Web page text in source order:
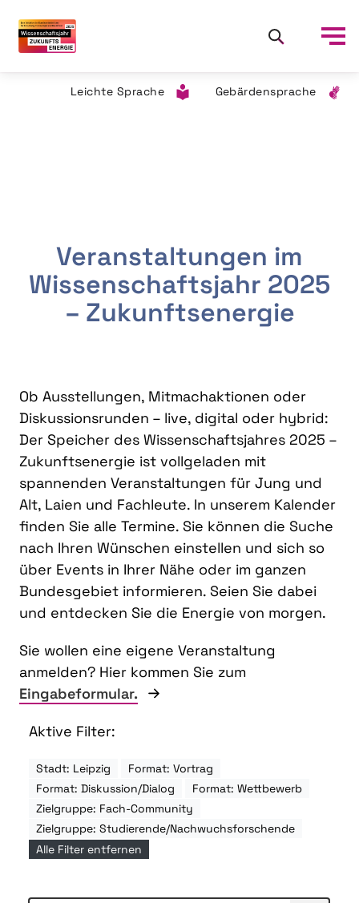
Leichte Sprache Gebärdensprache
Veranstaltungen im
Wissenschaftsjahr 2025
– Zukunftsenergie
Ob Ausstellungen, Mitmachaktionen oder
Diskussionsrunden – live, digital oder hybrid:
Der Speicher des Wissenschaftsjahres 2025 –
Zukunftsenergie ist vollgeladen mit
spannenden Veranstaltungen für Jung und
Alt, Laien und Fachleute. In unserem Kalender
finden Sie alle Termine. Sie können die Suche
nach Ihren Wünschen einstellen und sich so
über Events in Ihrer Nähe oder im ganzen
Bundesgebiet informieren. Seien Sie dabei
und entdecken Sie die Energie von morgen.
Sie wollen eine eigene Veranstaltung
anmelden? Hier kommen Sie zum
Eingabeformular.
Aktive Filter:
Stadt: Leipzig
Format: Vortrag
Format: Diskussion/Dialog
Format: Wettbewerb
Zielgruppe: Fach-Community
Zielgruppe: Studierende/Nachwuchsforschende
Alle Filter entfernen